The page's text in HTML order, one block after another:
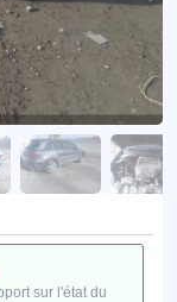
sur l'état du